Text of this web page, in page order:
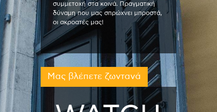
συμμετοχή στα κοινά. Πραγματική
δύναμη που μας σπρώχνει μπροστά,
οι ακροατές μας!
Μας βλέπετε ζωντανά